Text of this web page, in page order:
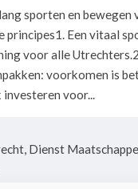
sporten en bewegen
principes1. Een vitaal
voor alle
voorkomen is
investeren voor...
Dienst